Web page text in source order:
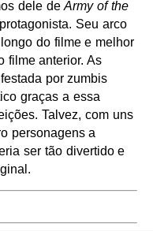
dele deArmy of the
Seu arco
do filme e melhor
filme anterior. As
por zumbis
graças a essa
Talvez, com uns
personagens a
ser tão divertido e